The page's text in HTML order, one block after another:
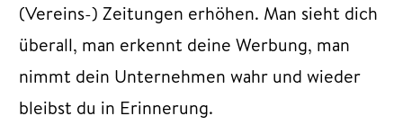
(Vereins-) Zeitungen erhöhen. Man sieht dich
überall, man erkennt deine Werbung, man
nimmt dein Unternehmen wahr und wieder
bleibst du in Erinnerung.